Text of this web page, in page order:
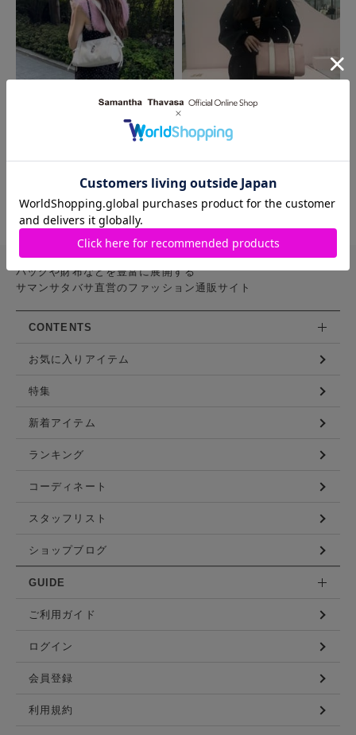
MORE
バッグや財布などを豊富に展開する
サマンサタバサ直営のファッション通販サイト
CONTENTS
お気に入りアイテム
特集
新着アイテム
ランキング
コーディネート
スタッフリスト
ショップブログ
GUIDE
ご利用ガイド
ログイン
会員登録
利用規約